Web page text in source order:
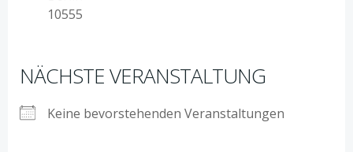
10555
NÄCHSTE VERANSTALTUNG
Keine bevorstehenden Veranstaltungen